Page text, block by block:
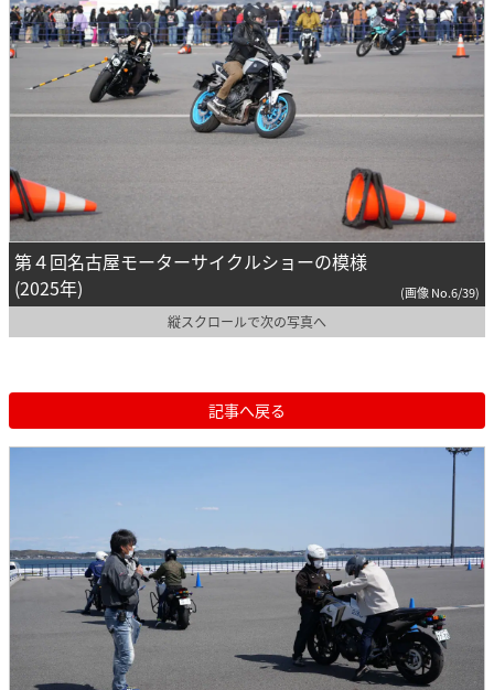
第４回名古屋モーターサイクルショーの模様
(2025年)
(画像 No.6/39)
縦スクロールで次の写真へ
記事へ戻る